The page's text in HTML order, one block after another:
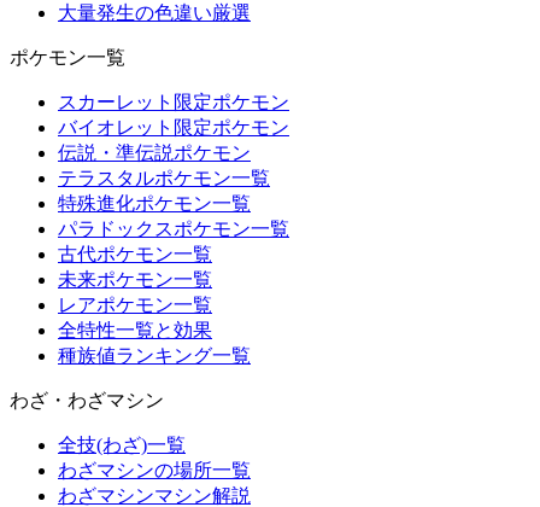
大量発生の色違い厳選
ポケモン一覧
スカーレット限定ポケモン
バイオレット限定ポケモン
伝説・準伝説ポケモン
テラスタルポケモン一覧
特殊進化ポケモン一覧
パラドックスポケモン一覧
古代ポケモン一覧
未来ポケモン一覧
レアポケモン一覧
全特性一覧と効果
種族値ランキング一覧
わざ・わざマシン
全技(わざ)一覧
わざマシンの場所一覧
わざマシンマシン解説